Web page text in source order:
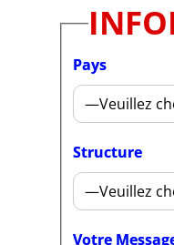
Pays
Structure
Votre